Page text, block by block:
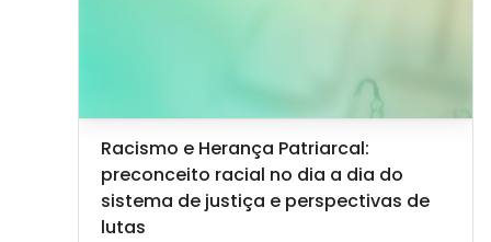
Imagem do curso
Nome do curso
Racismo e Herança Patriarcal:
preconceito racial no dia a dia do
sistema de justiça e perspectivas de
lutas